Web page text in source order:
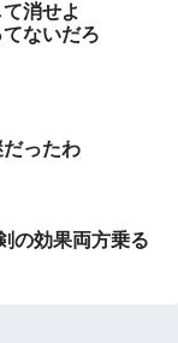
消せよ
ないだろ
ったわ
の効果両方乗る